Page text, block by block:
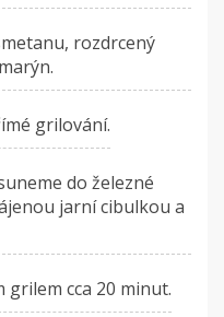
rozdrcený
grilování.
do železné
jarní cibulkou a
cca 20 minut.